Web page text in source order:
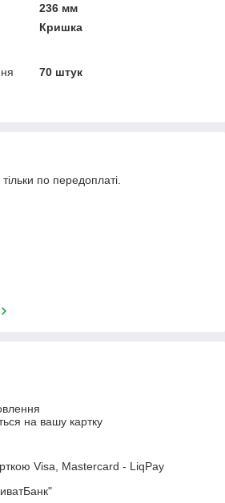
236 мм
Кришка
70 штук
по передоплаті.
на вашу картку
Visa, Mastercard - LiqPay